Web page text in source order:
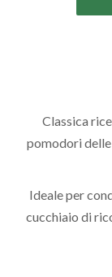
Classica
pomodori
Ideale per
cucchiaio di